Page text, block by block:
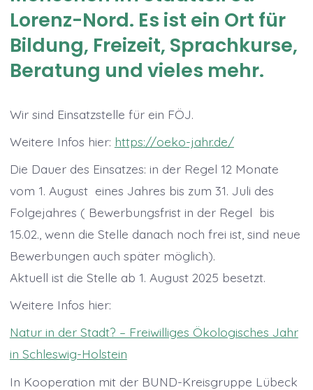
Lorenz-Nord. Es ist ein Ort für
Bildung, Freizeit, Sprachkurse,
Beratung und vieles mehr.
Wir sind Einsatzstelle für ein FÖJ.
Weitere Infos hier: https://oeko-jahr.de/
Die Dauer des Einsatzes: in der Regel 12 Monate
vom 1. August eines Jahres bis zum 31. Juli des
Folgejahres ( Bewerbungsfrist in der Regel bis
15.02., wenn die Stelle danach noch frei ist, sind neue
Bewerbungen auch später möglich).
Aktuell ist die Stelle ab 1. August 2025 besetzt.
Weitere Infos hier:
Natur in der Stadt? – Freiwilliges Ökologisches Jahr
in Schleswig-Holstein
In Kooperation mit der BUND-Kreisgruppe Lübeck